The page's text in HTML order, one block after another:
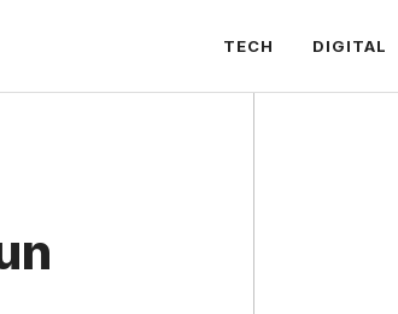
TECH DIGITAL